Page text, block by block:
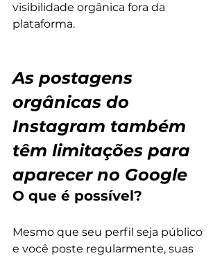
visibilidade orgânica fora da
plataforma.
As postagens
orgânicas do
Instagram também
têm limitações para
aparecer no Google
O que é possível?
Mesmo que seu perfil seja público
e você poste regularmente, suas